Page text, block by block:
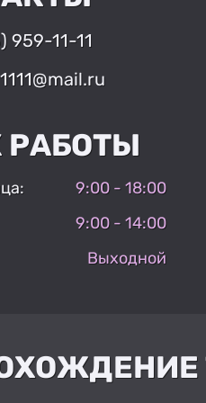
959-11-11
РАБОТЫ
9:00 - 18:00
9:00 - 14:00
Выходной